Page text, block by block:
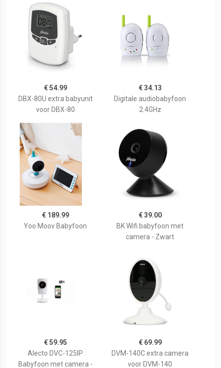
€ 54.99
DBX-80U extra babyunit
voor DBX-80
€ 34.13
Digitale audiobabyfoon
2.4GHz
€ 189.99
Yoo Moov Babyfoon
€ 39.00
BK Wifi babyfoon met
camera - Zwart
€ 59.95
Alecto DVC-125IP
Babyfoon met camera -
€ 69.99
DVM-140C extra camera
voor DVM-140